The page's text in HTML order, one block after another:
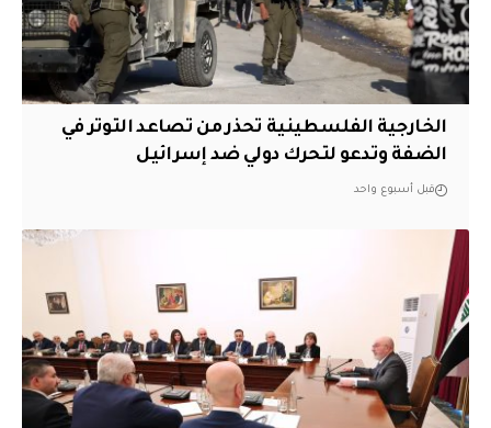
الخارجية الفلسطينية تحذر من تصاعد التوتر في
الضفة وتدعو لتحرك دولي ضد إسرائيل
قبل أسبوع واحد